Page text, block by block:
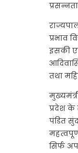
प्रभाव
इसकी
तथा
प्रदेश के
पंडित
सिर्फ